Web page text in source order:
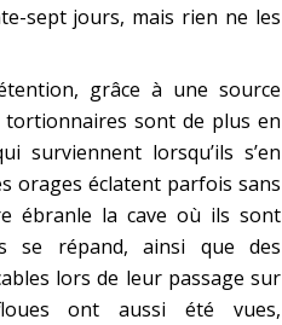
sept jours, mais rien ne les
grâce à une source
sont de plus en
surviennent lorsqu’ils s’en
orages éclatent parfois sans
ébranle la cave où ils sont
se répand, ainsi que des
lors de leur passage sur
ont aussi été vues,